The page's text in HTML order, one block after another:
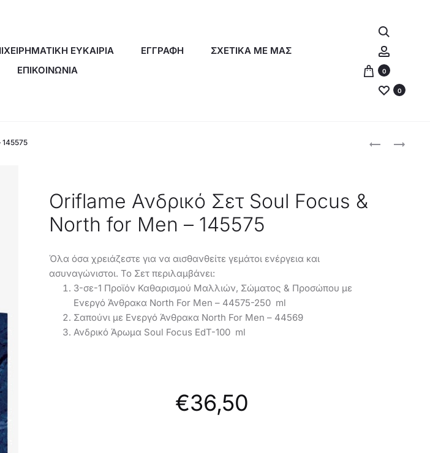
ΕΥΚΑΙΡΙΑ ΕΓΓΡΑΦΗ
ΣΧΕΤΙΚΑ ΜΕ ΜΑΣ
ΕΠΙΚΟΙΝΩΝΙΑ
0
0
ORIFLAME
ORIFLAME
145575
Oriflame Ανδρικό Σετ Soul Focus &
North for Men – 145575
Όλα όσα χρειάζεστε για να αισθανθείτε γεμάτοι ενέργεια και
ασυναγώνιστοι. Το Σετ περιλαμβάνει:
3-σε-1 Προϊόν Καθαρισμού Μαλλιών, Σώματος & Προσώπου με
Ενεργό Άνθρακα North For Men – 44575-250 ml
Σαπούνι με Ενεργό Άνθρακα North For Men – 44569
Ανδρικό Άρωμα Soul Focus EdT-100 ml
€36,50